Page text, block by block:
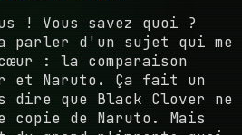
! Vous savez quoi ?
parler d'un sujet qui me
: la comparaison
et Naruto. Ça fait un
dire que Black Clover ne
copie de Naruto. Mais